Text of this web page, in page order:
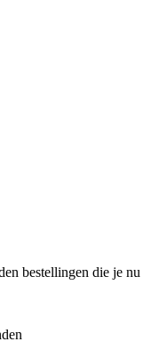
bestellingen die je nu